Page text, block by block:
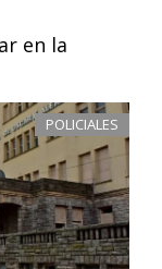
en la
POLICIALES